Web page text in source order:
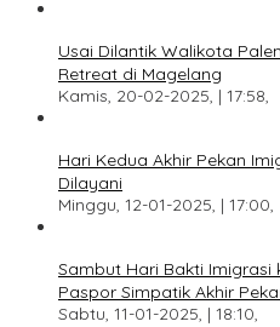
Usai Dilantik Walikota
Retreat di Magelang
Kamis, 20-02-2025, | 17:58,
Hari Kedua Akhir Pekan
Dilayani
Minggu, 12-01-2025, | 17:00,
Sambut Hari Bakti Imigrasi
Paspor Simpatik Akhir
Sabtu, 11-01-2025, | 18:10,